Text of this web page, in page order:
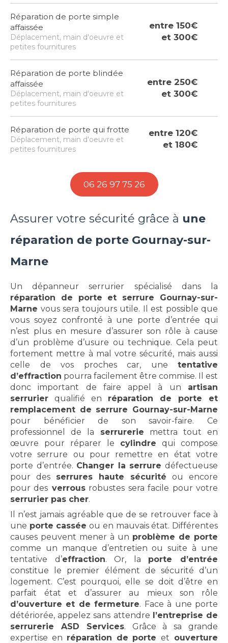
Réparation de porte simple
affaissée
Déplacement, main d'oeuvre et
petites fournitures
entre 150€
et 300€
Réparation de porte blindée
affaissée
Déplacement, main d'oeuvre et
petites fournitures
entre 250€
et 300€
Réparation de porte qui frotte
Déplacement, main d'oeuvre et
petites fournitures
entre 120€
et 180€
06 26 97 75 26
Assurer votre sécurité grâce à une
réparation de porte Gournay-sur-
Marne
Un dépanneur serrurier spécialisé dans la
réparation de porte et serrure Gournay-sur-
Marne vous sera toujours utile. Il est possible que
vous soyez confronté à une porte d’entrée qui
n’est plus en mesure d’assurer son rôle à cause
d’un problème d’usure ou technique. Cela peut
fortement mettre à mal votre sécurité, mais aussi
celle de vos proches car, une tentative
d’effraction pourra facilement être commise. Il est
donc important de faire appel à un artisan
serrurier qualifié en réparation de porte et
remplacement de serrure Gournay-sur-Marne
pour bénéficier de son savoir-faire. Ce
professionnel de la serrurerie mettra tout en
œuvre pour réparer le cylindre qui compose
votre serrure ou pour remettre en état votre
porte d’entrée. Changer la serrure défectueuse
pour des serrures haute sécurité ou encore
pour des verrousrobustes sera facile pour votre
serrurier pas cher.
Il n’est jamais agréable que de se retrouver face à
une porte cassée ou en mauvais état. Différentes
causes peuvent mener à un problème de porte
comme un manque d’entretien ou suite à une
tentative d’effraction. Or, la porte d’entrée
constitue le premier élément de sécurité d’un
logement. C’est pourquoi, elle se doit d’être en
parfait état et d’assurer au mieux son rôle
d’ouverture et de fermeture. Face à une porte
détériorée, appelez sans attendre l’entreprise de
serrurerie ASD Services. Grâce à sa grande
expertise en réparation de porteet ouverture